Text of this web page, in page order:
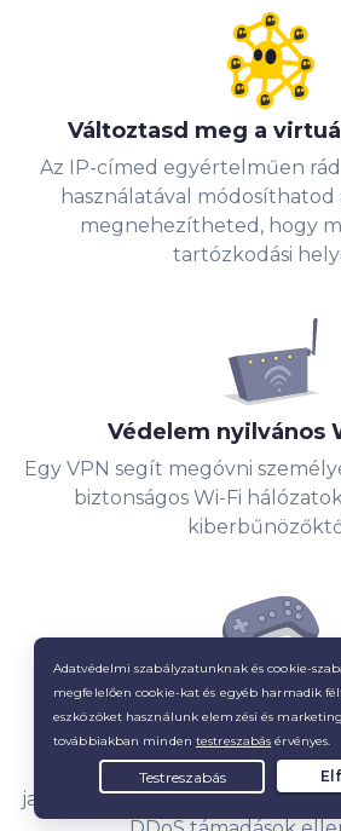
Változtasd meg a
Az IP-címed egyértelműen
használatával módosíthatod
megnehezítheted, hogy
tartózkodási
Védelem nyilvános
Egy VPN segít megóvni
biztonságos Wi-Fi
Játssz határok
Egy játékokhoz
minimalizálhatod az
javíthatod a kapcsolatod. Az IP-